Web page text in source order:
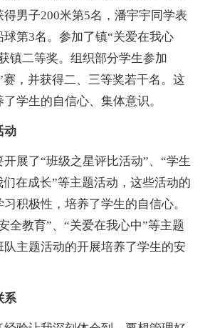
男子200米第5名，潘宇宇同学表
第3名。参加了镇“关爱在我心
镇二等奖。组织部分学生参加
赛，并获得二、三等奖若干名。这
学生的自信心、集体意识。
了“班级之星评比活动”、“学生
在成长”等主题活动，这些活动的
积极性，培养了学生的自信心。
全教育”、“关爱在我心中”等主题
主题活动的开展培养了学生的安
系